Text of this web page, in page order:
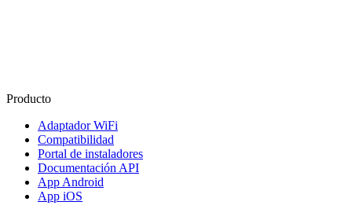
Producto
Adaptador WiFi
Compatibilidad
Portal de instaladores
Documentación API
App Android
App iOS